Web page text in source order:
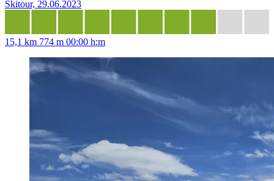
Skitour, 29.06.2023
15,1 km 774 m 00:00 h:m